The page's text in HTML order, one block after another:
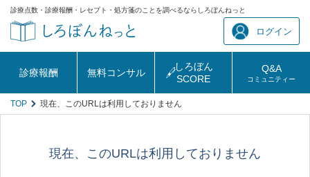
診療点数・診療報酬・レセプト・処方箋のことを調べるならしろぼんねっと
ログイン
診療報酬 無料コンサル
しろぼん
SCORE
Q&A
コミュニティー
TOP 現在、このURLは利用しておりません
現在、このURLは利用しておりません